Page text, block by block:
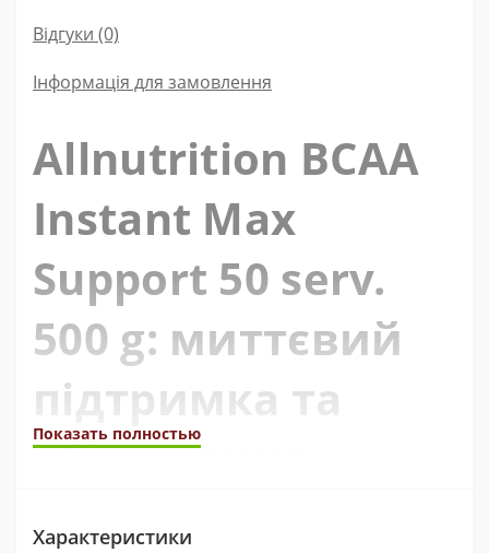
Відгуки (0)
Інформація для замовлення
Allnutrition BCAA
Instant Max
Support 50 serv.
500 g: миттєвий
підтримка та
збільшення
м'язової маси
Показать полностью
Характеристики